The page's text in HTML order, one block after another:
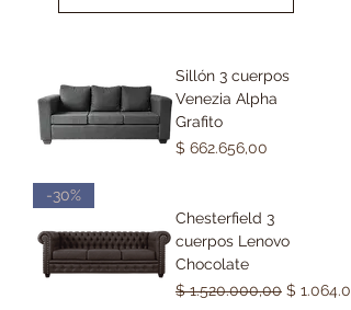
Sillón 3 cuerpos
Venezia Alpha
Grafito
Precio
$ 662.656,00
-30%
Chesterfield 3
cuerpos Lenovo
Chocolate
Precio
$ 1.520.000,00 Precio
$